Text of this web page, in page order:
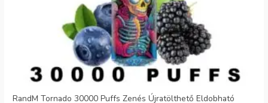
RandM Tornado 30000 Puffs Zenés Újratölthető Eldobható